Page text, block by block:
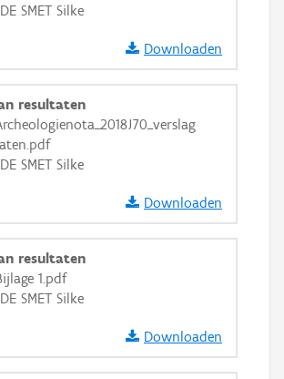
Basiskaart
Basiskaart
Basiskaart in grijswaarden
SMET Silke
Downloaden
resultaten
SMET Silke
Downloaden
resultaten
1.pdf
SMET Silke
Downloaden